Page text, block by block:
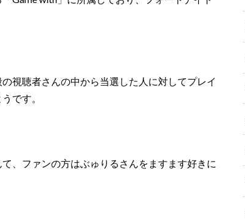
視聴者さんの中から当選した人に対してプレイ
です。
、ファンの方はぶゅりるさんをますます好きに